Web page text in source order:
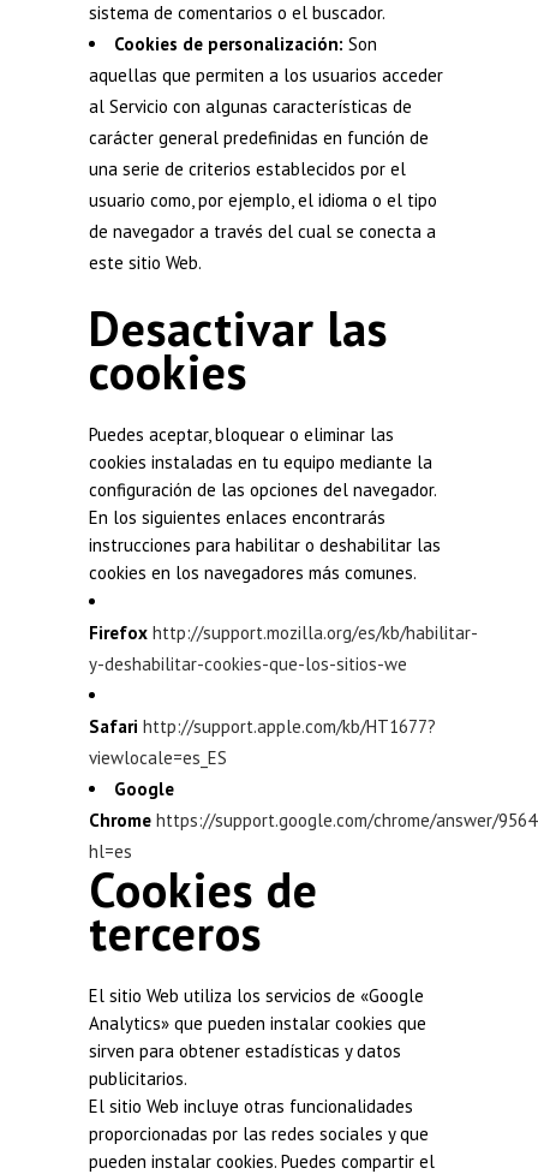
sistema de comentarios o el buscador.
Cookies de personalización: Son
aquellas que permiten a los usuarios acceder
al Servicio con algunas características de
carácter general predefinidas en función de
una serie de criterios establecidos por el
usuario como, por ejemplo, el idioma o el tipo
de navegador a través del cual se conecta a
este sitio Web.
Desactivar las
cookies
Puedes aceptar, bloquear o eliminar las
cookies instaladas en tu equipo mediante la
configuración de las opciones del navegador.
En los siguientes enlaces encontrarás
instrucciones para habilitar o deshabilitar las
cookies en los navegadores más comunes.
Firefox http://support.mozilla.org/es/kb/habilitar-
y-deshabilitar-cookies-que-los-sitios-we
Safari http://support.apple.com/kb/HT1677?
viewlocale=es_ES
Google
Chrome https://support.google.com/chrome/answer/
hl=es
Cookies de
terceros
El sitio Web utiliza los servicios de «Google
Analytics» que pueden instalar cookies que
sirven para obtener estadísticas y datos
publicitarios.
El sitio Web incluye otras funcionalidades
proporcionadas por las redes sociales y que
pueden instalar cookies. Puedes compartir el